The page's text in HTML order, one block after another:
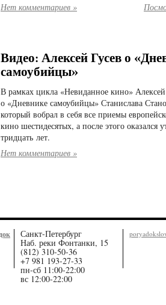
Нет комментариев »
Видео: Алексей Гусев о
самоубийцы»
В рамках цикла «Невиданное кино» Алексей
о «Дневнике самоубийцы» Станислава
который вобрал в себя все приемы
кино шестидесятых, а после этого оказался
тридцать лет.
Нет комментариев »
Санкт-Петербург
Наб. реки Фонтанки, 15
(812) 310-50-36
+7 981 193-27-33
пн-сб 11:00-22:00
вс 12:00-22:00